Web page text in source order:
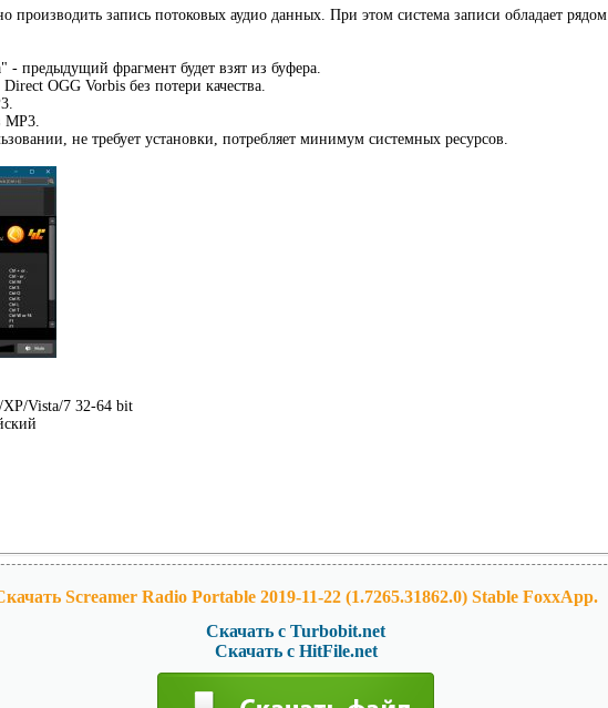
запись потоковых аудио данных. При этом система записи обладает рядом
- предыдущий фрагмент будет взят из буфера.
OGG Vorbis без потери качества.
не требует установки, потребляет минимум системных ресурсов.
Vista/7 32-64 bit
Screamer Radio Portable 2019-11-22 (1.7265.31862.0) Stable FoxxApp.
Скачать с Turbobit.net
Скачать с HitFile.net